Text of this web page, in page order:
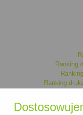
Ranking
Ranking